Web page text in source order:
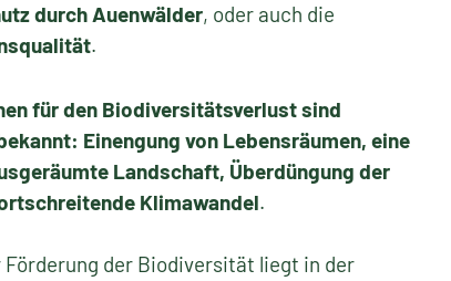
durch Auenwälder, oder auch die
.
für den Biodiversitätsverlust sind
Einengung von Lebensräumen, eine
Landschaft, Überdüngung der
Klimawandel.
Förderung der Biodiversität liegt in der